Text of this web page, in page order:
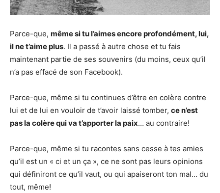
Parce-que, même si tu l’aimes encore profondément, lui,
il ne t’aime plus. Il a passé à autre chose et tu fais
maintenant partie de ses souvenirs (du moins, ceux qu’il
n’a pas effacé de son Facebook).
Parce-que, même si tu continues d’être en colère contre
lui et de lui en vouloir de t’avoir laissé tomber, ce n’est
pas la colère qui va t’apporter la paix… au contraire!
Parce-que, même si tu racontes sans cesse à tes amies
qu’il est un « ci et un ça », ce ne sont pas leurs opinions
qui définiront ce qu’il vaut, ou qui apaiseront ton mal… du
tout, même!